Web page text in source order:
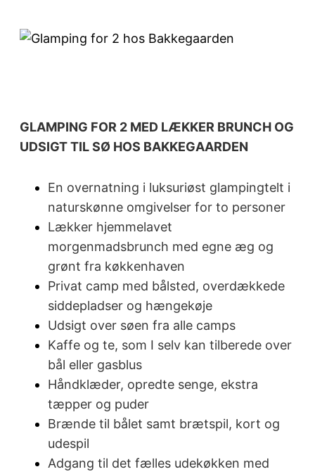
GLAMPING FOR 2 MED LÆKKER BRUNCH OG
UDSIGT TIL SØ HOS BAKKEGAARDEN
En overnatning i luksuriøst glampingtelt i
naturskønne omgivelser for to personer
Lækker hjemmelavet
morgenmadsbrunch med egne æg og
grønt fra køkkenhaven
Privat camp med bålsted, overdækkede
siddepladser og hængekøje
Udsigt over søen fra alle camps
Kaffe og te, som I selv kan tilberede over
bål eller gasblus
Håndklæder, opredte senge, ekstra
tæpper og puder
Brænde til bålet samt brætspil, kort og
udespil
Adgang til det fælles udekøkken med